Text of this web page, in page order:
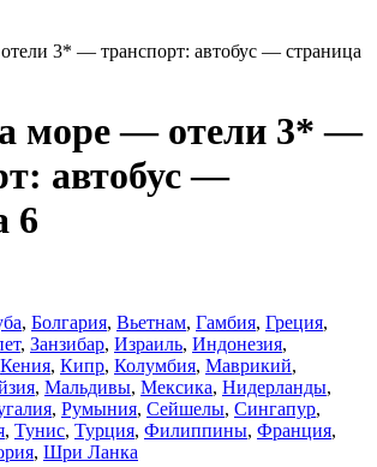
3* — транспорт: автобус — страница
море — отели 3* —
автобус —
6
, Болгария, Вьетнам, Гамбия, Греция,
, Занзибар, Израиль, Индонезия,
Кения, Кипр, Колумбия, Маврикий,
, Мальдивы, Мексика, Нидерланды,
, Румыния, Сейшелы, Сингапур,
, Тунис, Турция, Филиппины, Франция,
, Шри Ланка